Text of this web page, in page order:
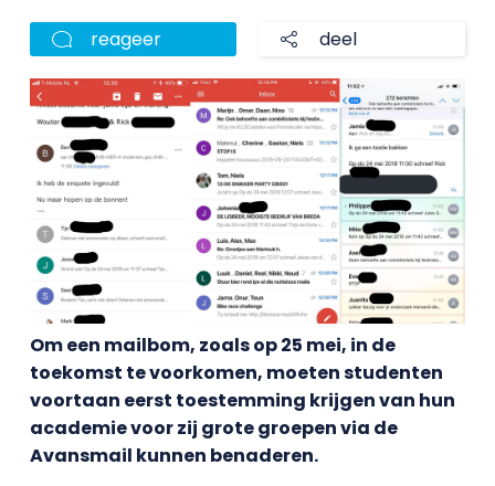
reageer deel
Om een mailbom, zoals op 25 mei, in de
toekomst te voorkomen, moeten studenten
voortaan eerst toestemming krijgen van hun
academie voor zij grote groepen via de
Avansmail kunnen benaderen.